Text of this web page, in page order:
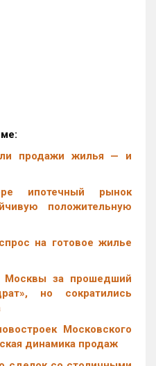
продажи жилья — и
ипотечный рынок
положительную
на готовое жилье
Москвы за прошедший
но сократились
Московского
динамика продаж